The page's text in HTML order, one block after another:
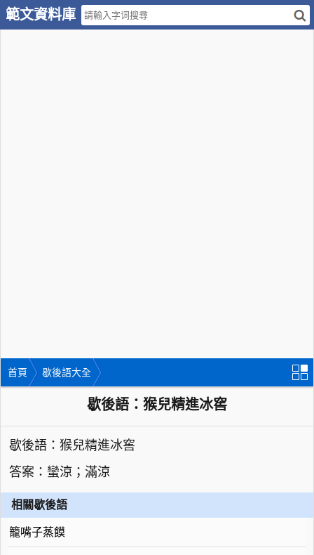
範文資料庫
首頁 歇後語大全
歇後語：猴兒精進冰窖
歇後語：猴兒精進冰窖
答案：蠻涼；滿涼
相關歇後語
籠嘴子蒸饃